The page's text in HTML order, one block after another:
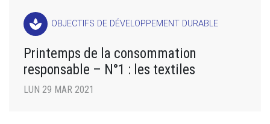
spa OBJECTIFS DE DÉVELOPPEMENT DURABLE
Printemps de la consommation
responsable – N°1 : les textiles
LUN 29 MAR 2021